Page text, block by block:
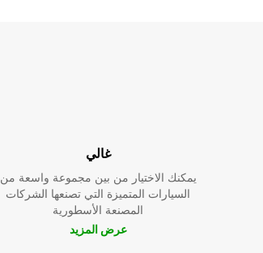
غالي
يمكنك الاختيار من بين مجموعة واسعة من
السيارات المتميزة التي تصنعها الشركات
المصنعة الأسطورية
عرض المزيد